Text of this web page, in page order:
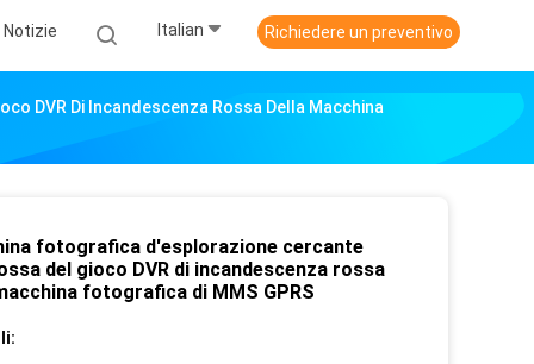
Notizie Italian Richiedere un preventivo
DVR Di Incandescenza Rossa Della Macchina
fotografica d'esplorazione cercante
del gioco DVR di incandescenza rossa
fotografica di MMS GPRS